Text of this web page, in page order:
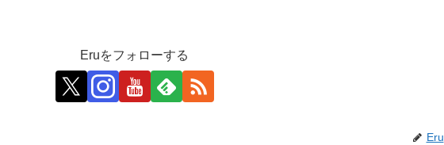
Eruをフォローする
Eru